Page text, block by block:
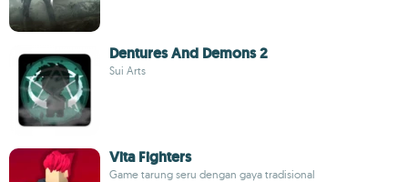
Dentures And Demons 2
Sui Arts
Vita Fighters
Game tarung seru dengan gaya tradisional